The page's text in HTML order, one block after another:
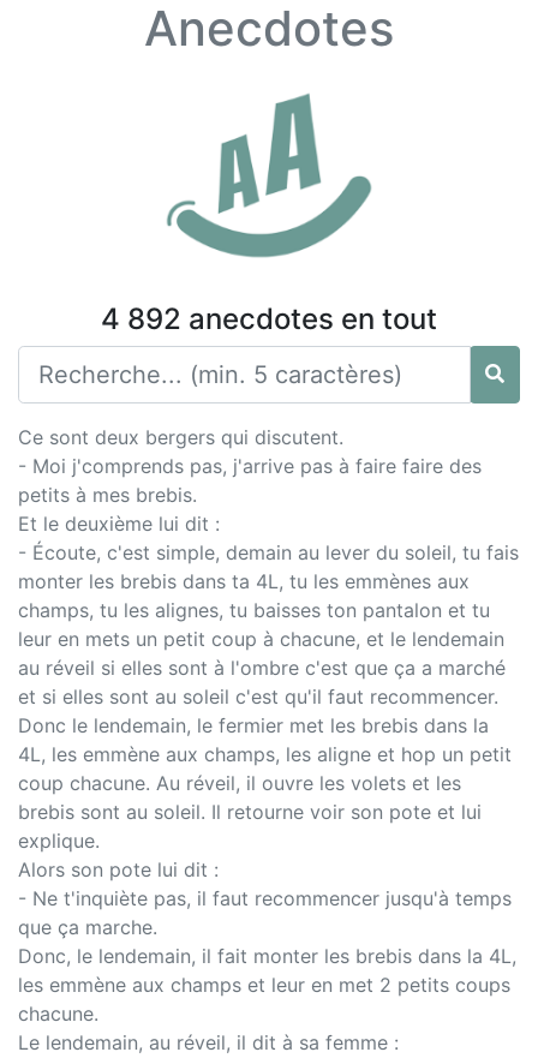
Anecdotes
4 892 anecdotes en tout
Ce sont deux bergers qui discutent.
- Moi j'comprends pas, j'arrive pas à faire faire des
petits à mes brebis.
Et le deuxième lui dit :
- Écoute, c'est simple, demain au lever du soleil, tu fais
monter les brebis dans ta 4L, tu les emmènes aux
champs, tu les alignes, tu baisses ton pantalon et tu
leur en mets un petit coup à chacune, et le lendemain
au réveil si elles sont à l'ombre c'est que ça a marché
et si elles sont au soleil c'est qu'il faut recommencer.
Donc le lendemain, le fermier met les brebis dans la
4L, les emmène aux champs, les aligne et hop un petit
coup chacune. Au réveil, il ouvre les volets et les
brebis sont au soleil. Il retourne voir son pote et lui
explique.
Alors son pote lui dit :
- Ne t'inquiète pas, il faut recommencer jusqu'à temps
que ça marche.
Donc, le lendemain, il fait monter les brebis dans la 4L,
les emmène aux champs et leur en met 2 petits coups
chacune.
Le lendemain, au réveil, il dit à sa femme :